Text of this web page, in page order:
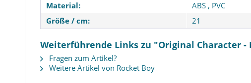
Material:
ABS , PVC
Größe / cm:
21
Weiterführende Links zu "Original Character -
Fragen zum Artikel?
Weitere Artikel von Rocket Boy
Original Character - Rainbow